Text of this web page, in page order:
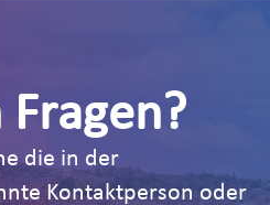
Fragen?
die in der
Kontaktperson oder